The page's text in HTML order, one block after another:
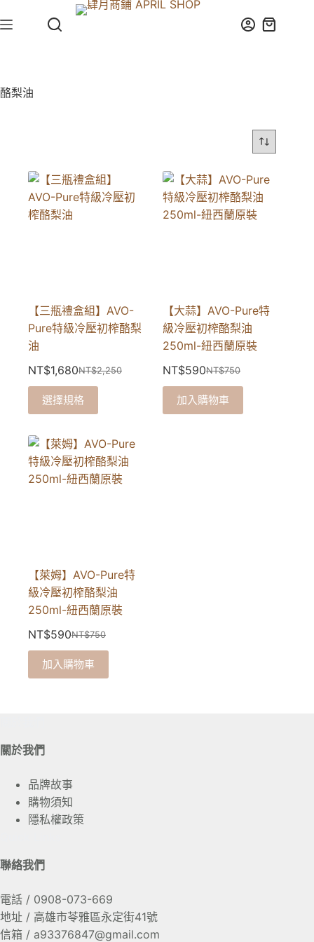
至
容
購
酪梨油
【三瓶禮盒組】AVO-
Pure特級冷壓初榨酪梨
油
NT$2,250
原
始
價
NT$2,250。
NT$1,680
目
前
價
NT$1,680。
選擇規格
產
有
多
種
產
品
頁
選
選
【大蒜】AVO-Pure特
級冷壓初榨酪梨油
250ml-紐西蘭原裝
NT$750
原
始
價
NT$590
目
前
價
加入購物車
【萊姆】AVO-Pure特
級冷壓初榨酪梨油
250ml-紐西蘭原裝
NT$750
原
始
價
NT$590
目
前
價
加入購物車
關於我們
品牌故事
購物須知
隱私權政策
聯絡我們
電話 / 0908-073-669
地址 / 高雄市苓雅區永定街41號
信箱 / a93376847@gmail.com